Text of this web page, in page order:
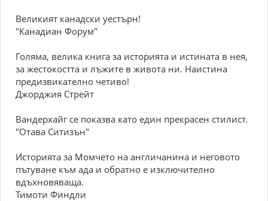
Великият канадски уестърн!
"Канадиан Форум"
Голяма, велика книга за историята и истината в нея,
за жестокостта и лъжите в живота ни. Наистина
предизвикателно четиво!
Джорджия Стрейт
Вандерхайг се показва като един прекрасен стилист.
"Отава Ситизън"
Историята за Момчето на англичанина и неговото
пътуване към ада и обратно е изключително
вдъхновяваща.
Тимоти Финдли